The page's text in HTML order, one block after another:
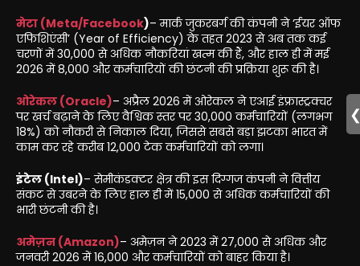
मेटा (Meta/Facebook)– मार्क जुकरबर्ग की कंपनी ने ‘ईयर ऑफ
एफिशिएंसी’ (Year of Efficiency) के तहत 2023 से अब तक कई
चरणों में 30,000 से अधिक नौकरियां खत्म की हैं, और हाल ही में मई
2026 में 8,000 और कर्मचारियों की छंटनी की प्रक्रिया शुरू की है।
ओरेकल (Oracle)– अप्रैल 2026 में ओरेकल ने एआई इंफ्रास्ट्रक्चर
पर खर्च बढ़ाने के लिए वैश्विक स्तर पर 30,000 कर्मचारियों (लगभग
18%) को नौकरी से निकाल दिया, जिससे सबसे बड़ा झटका भारत में
काम कर रहे करीब 12,000 टेक कर्मचारियों को लगा।
इंटेल (Intel)– सेमीकंडक्टर क्षेत्र की इस दिग्गज कंपनी ने वित्तीय
संकट से उबरने के लिए हाल ही में 15,000 से अधिक कर्मचारियों की
भारी छंटनी की है।
अमेज़न (Amazon)– अमेज़न ने 2023 में 27,000 से अधिक और
जनवरी 2026 में 16,000 और कर्मचारियों को बाहर किया है।